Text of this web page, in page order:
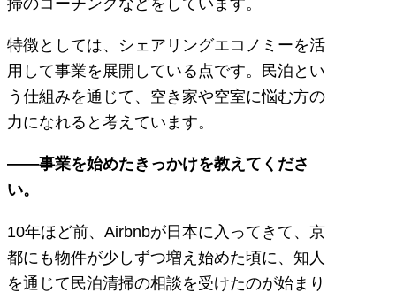
特徴としては、シェアリングエコノミーを活
用して事業を展開している点です。民泊とい
う仕組みを通じて、空き家や空室に悩む方の
力になれると考えています。
――事業を始めたきっかけを教えてくださ
い。
10年ほど前、Airbnbが日本に入ってきて、京
都にも物件が少しずつ増え始めた頃に、知人
を通じて民泊清掃の相談を受けたのが始まり